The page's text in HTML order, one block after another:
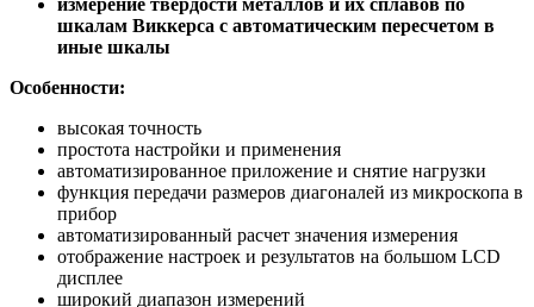
измерение твердости металлов и их сплавов по
шкалам Виккерса с автоматическим пересчетом в
иные шкалы
Особенности:
высокая точность
простота настройки и применения
автоматизированное приложение и снятие нагрузки
функция передачи размеров диагоналей из микроскопа в
прибор
автоматизированный расчет значения измерения
отображение настроек и результатов на большом LCD
дисплее
широкий диапазон измерений